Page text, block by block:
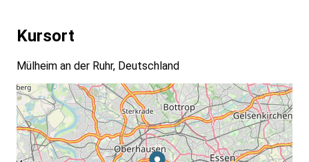
Kursort
Mülheim an der Ruhr, Deutschland